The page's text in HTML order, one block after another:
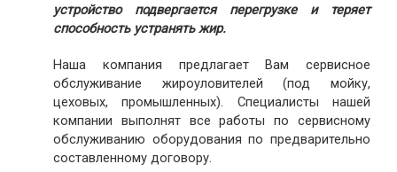
устройство подвергается перегрузке и теряет
способность устранять жир.
Наша компания предлагает Вам сервисное
обслуживание жироуловителей (под мойку,
цеховых, промышленных). Специалисты нашей
компании выполнят все работы по сервисному
обслуживанию оборудования по предварительно
составленному договору.